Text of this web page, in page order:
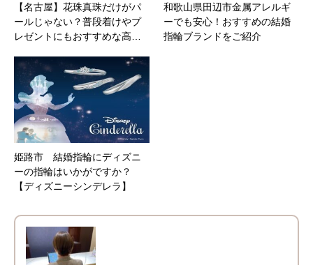
【名古屋】花珠真珠だけがパ
ールじゃない？普段着けやプ
レゼントにもおすすめな高…
和歌山県田辺市金属アレルギ
ーでも安心！おすすめの結婚
指輪ブランドをご紹介
姫路市 結婚指輪にディズニ
ーの指輪はいかがですか？
【ディズニーシンデレラ】